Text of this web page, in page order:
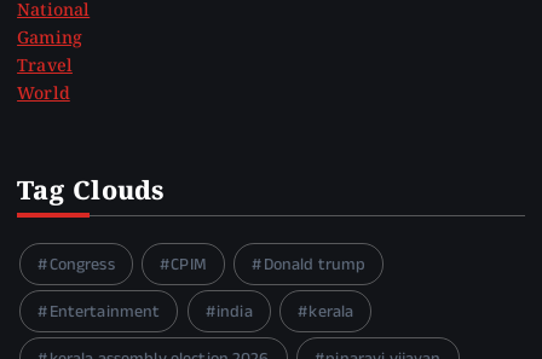
National
Gaming
Travel
World
Tag Clouds
Congress CPIM
Donald trump
Entertainment
india
kerala